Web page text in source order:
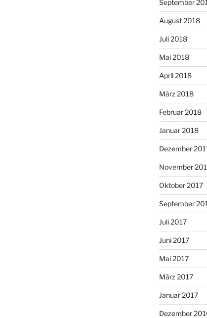
September
August 2018
Juli 2018
Mai 2018
April 2018
März 2018
Februar 2018
Januar 2018
Dezember
November
Oktober 2017
September
Juli 2017
Juni 2017
Mai 2017
März 2017
Januar 2017
Dezember